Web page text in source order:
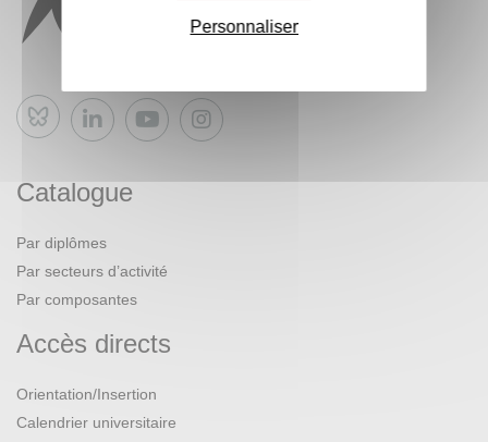
Bluesky
Catalogue
Par diplômes
Par secteurs d’activité
Par composantes
Accès directs
Orientation/Insertion
Calendrier universitaire
Personnaliser